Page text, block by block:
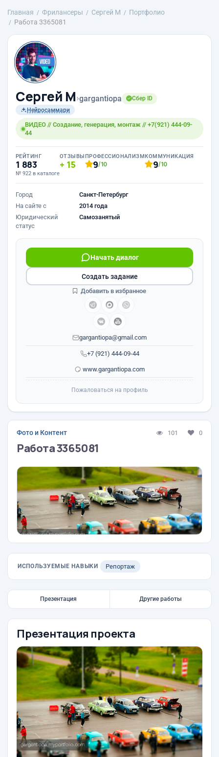
Главная Фрилансеры Сергей М
Портфолио
Работа 3365081
Сергей М›gargantiopa
Сбер ID
Нейросаммари
ВИДЕО // Создание, генерация, монтаж // +7(921) 444-09-
44
РЕЙТИНГ
1 883
№ 922 в каталоге
ОТЗЫВЫ
15
ПРОФЕССИОНАЛИЗМ
9/10
КОММУНИКАЦИЯ
9/10
Город
Санкт-Петербург
На сайте с
2014 года
Юридический
статус
Самозанятый
+7 (921) 444-09-44
Начать диалог
gargantiopa@gmail.com
www.gargantiopa.com
Создать задание
Добавить в избранное
Пожаловаться на профиль
Фото и Контент 101 0
Работа 3365081
ИСПОЛЬЗУЕМЫЕ НАВЫКИ Репортаж
Презентация Другие работы
Презентация проекта